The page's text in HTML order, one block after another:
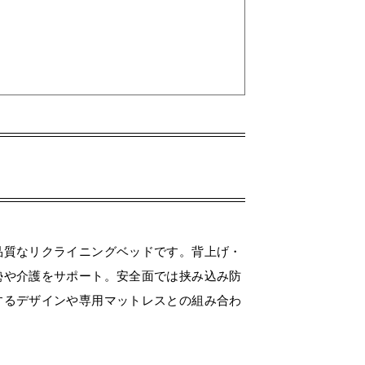
なリクライニングベッドです。背上げ・
介護をサポート。安全面では挟み込み防
デザインや専用マットレスとの組み合わ